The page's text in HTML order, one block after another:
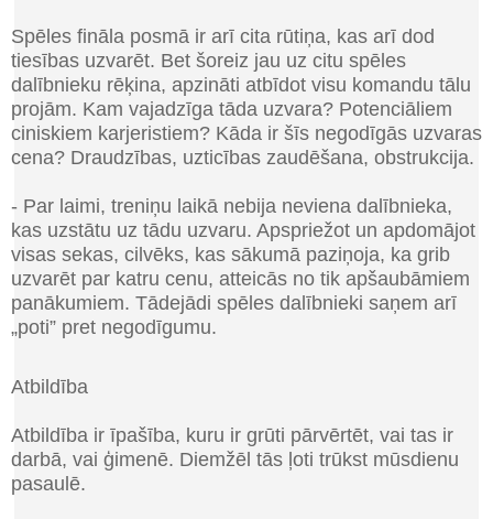
Spēles fināla posmā ir arī cita rūtiņa, kas arī dod
tiesības uzvarēt. Bet šoreiz jau uz citu spēles
dalībnieku rēķina, apzināti atbīdot visu komandu tālu
projām. Kam vajadzīga tāda uzvara? Potenciāliem
ciniskiem karjeristiem? Kāda ir šīs negodīgās uzvaras
cena? Draudzības, uzticības zaudēšana, obstrukcija.
- Par laimi, treniņu laikā nebija neviena dalībnieka,
kas uzstātu uz tādu uzvaru. Apspriežot un apdomājot
visas sekas, cilvēks, kas sākumā paziņoja, ka grib
uzvarēt par katru cenu, atteicās no tik apšaubāmiem
panākumiem. Tādejādi spēles dalībnieki saņem arī
„poti” pret negodīgumu.
Atbildība
Atbildība ir īpašība, kuru ir grūti pārvērtēt, vai tas ir
darbā, vai ģimenē. Diemžēl tās ļoti trūkst mūsdienu
pasaulē.